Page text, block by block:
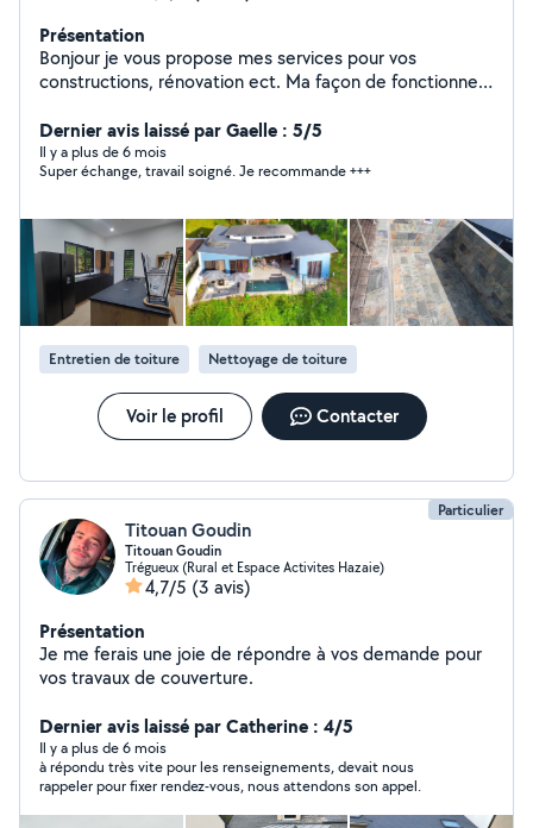
Présentation
Bonjour je vous propose mes services pour vos
constructions, rénovation ect. Ma façon de fonctionner
prix et je vous dis si c'est ok pour moi et en es parti !
N'hésitez à me contacter
Dernier avis laissé par Gaelle : 5/5
Il y a plus de 6 mois
Super échange, travail soigné. Je recommande +++
Entretien de toiture Nettoyage de toiture
Voir le profil Contacter
Particulier
Titouan Goudin
Titouan Goudin
Trégueux (Rural et Espace Activites Hazaie)
4,7/5 (3 avis)
Présentation
Je me ferais une joie de répondre à vos demande pour
vos travaux de couverture.
Dernier avis laissé par Catherine : 4/5
Il y a plus de 6 mois
à répondu très vite pour les renseignements, devait nous
rappeler pour fixer rendez-vous, nous attendons son appel.